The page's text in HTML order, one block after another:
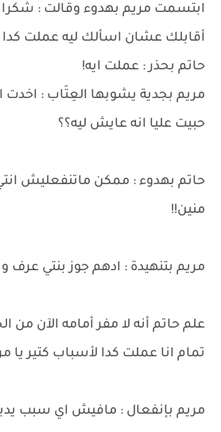
ابتسمت مريم بهدوء وقالت : شكرا
أقابلك عشان اسألك ليه عملت كدا
حاتم بحذر : عملت ايه!
مريم بجدية يشوبها العِتَاب : اخدت
حبيت عليا انه عايش ليه؟؟
حاتم بهدوء : ممكن ماتنفعليش انتي
منين!!
مريم بتنهيدة : ادهم جوز بنتي عرف
علم حاتم أنه لا مفر أمامه الآن من
تمام انا عملت كدا لأسباب كتير يا
مريم بإنفعال : مافيش اي سبب